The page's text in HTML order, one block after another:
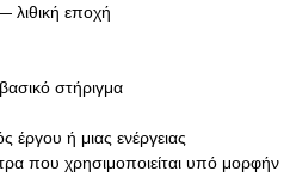
λιθική εποχή
στήριγμα
έργου ή μιας ενέργειας
που χρησιμοποιείται υπό μορφήν